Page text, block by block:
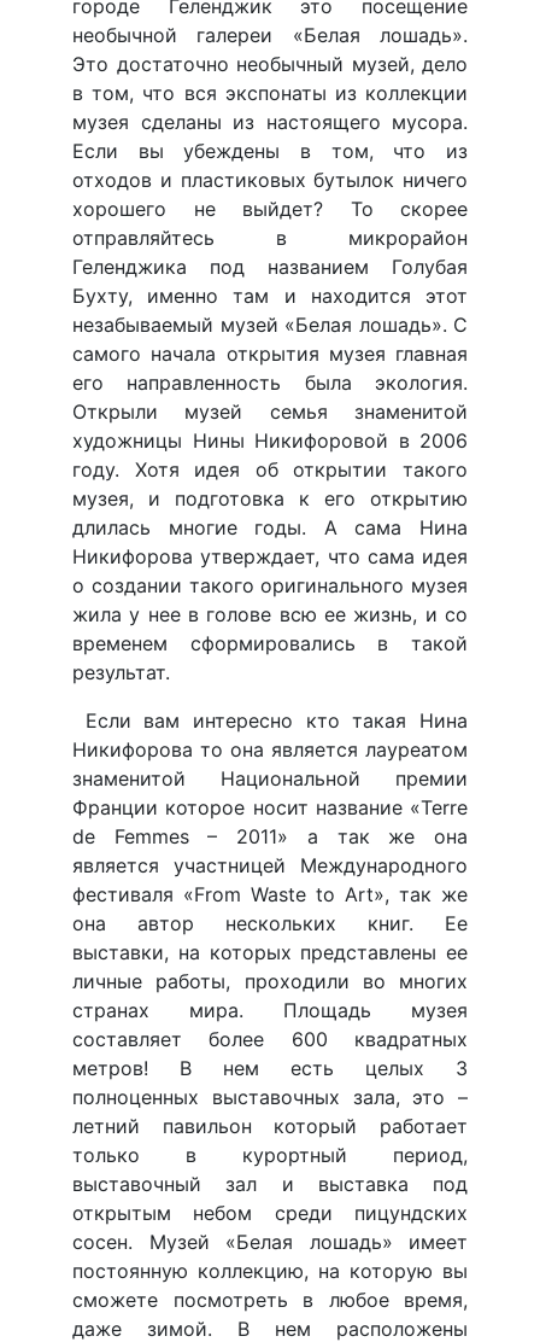
городе Геленджик это посещение
необычной галереи «Белая лошадь».
Это достаточно необычный музей, дело
в том, что вся экспонаты из коллекции
музея сделаны из настоящего мусора.
Если вы убеждены в том, что из
отходов и пластиковых бутылок ничего
хорошего не выйдет? То скорее
отправляйтесь в микрорайон
Геленджика под названием Голубая
Бухту, именно там и находится этот
незабываемый музей «Белая лошадь». С
самого начала открытия музея главная
его направленность была экология.
Открыли музей семья знаменитой
художницы Нины Никифоровой в 2006
году. Хотя идея об открытии такого
музея, и подготовка к его открытию
длилась многие годы. А сама Нина
Никифорова утверждает, что сама идея
о создании такого оригинального музея
жила у нее в голове всю ее жизнь, и со
временем сформировались в такой
результат.
Если вам интересно кто такая Нина
Никифорова то она является лауреатом
знаменитой Национальной премии
Франции которое носит название «Terre
de Femmes – 2011» а так же она
является участницей Международного
фестиваля «From Waste to Art», так же
она автор нескольких книг. Ее
выставки, на которых представлены ее
личные работы, проходили во многих
странах мира. Площадь музея
составляет более 600 квадратных
метров! В нем есть целых 3
полноценных выставочных зала, это –
летний павильон который работает
только в курортный период,
выставочный зал и выставка под
открытым небом среди пицундских
сосен. Музей «Белая лошадь» имеет
постоянную коллекцию, на которую вы
сможете посмотреть в любое время,
даже зимой. В нем расположены